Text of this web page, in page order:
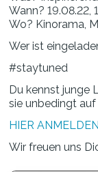
Wann? 19.08.22,
Wo? Kinorama,
Wer ist
#staytuned
Du kennst junge
sie unbedingt
HIER ANMELDEN
Wir freuen uns